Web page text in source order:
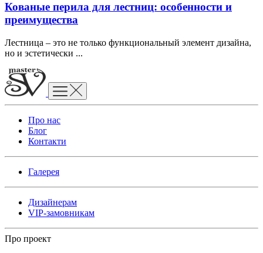
Кованые перила для лестниц: особенности и
преимущества
Лестница – это не только функциональный элемент дизайна,
но и эстетически ...
Про нас
Блог
Контакти
Галерея
Дизайнерам
VIP-замовникам
Про проект